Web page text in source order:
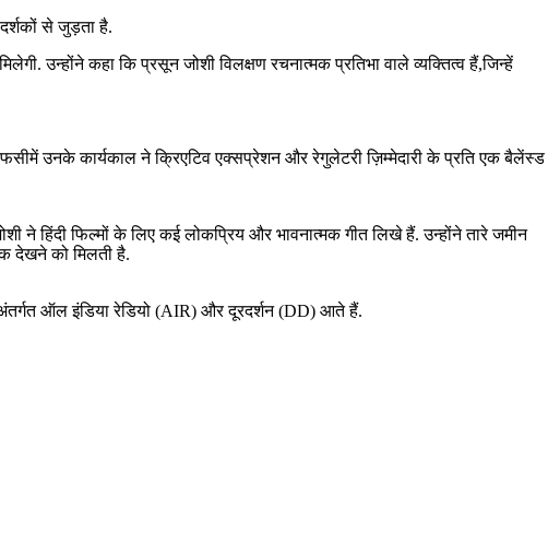
से जुड़ता है.
उन्होंने कहा कि प्रसून जोशी विलक्षण रचनात्मक प्रतिभा वाले व्यक्तित्व हैं,जिन्हें
उनके कार्यकाल ने क्रिएटिव एक्सप्रेशन और रेगुलेटरी ज़िम्मेदारी के प्रति एक बैलेंस्ड
ने हिंदी फिल्मों के लिए कई लोकप्रिय और भावनात्मक गीत लिखे हैं. उन्होंने तारे जमीन
देखने को मिलती है.
ऑल इंडिया रेडियो (AIR) और दूरदर्शन (DD) आते हैं.